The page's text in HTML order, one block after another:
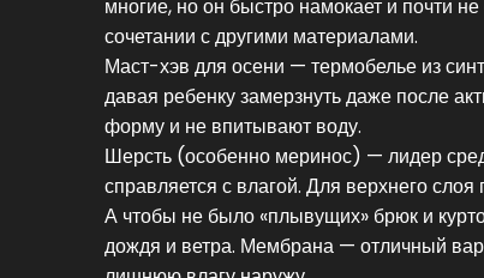
многие, но он быстро намокает и почти
сочетании с другими материалами.
Маст-хэв для осени — термобелье из
давая ребенку замерзнуть даже после
форму и не впитывают воду.
Шерсть (особенно меринос) — лидер
справляется с влагой. Для верхнего
А чтобы не было «плывущих» брюк и
дождя и ветра. Мембрана — отличный